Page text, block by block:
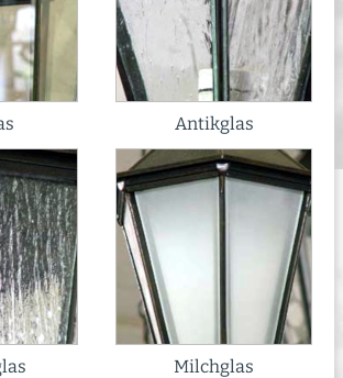
Antikglas
Milchglas